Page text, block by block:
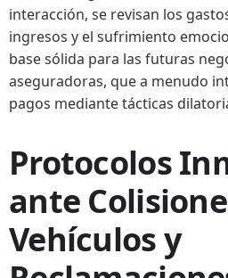
interacción, se revisan los
ingresos y el sufrimiento
base sólida para las futuras
aseguradoras, que a menudo
pagos mediante tácticas
Protocolos
ante
Vehículos y